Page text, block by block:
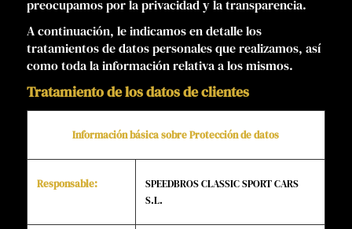
preocupamos por la privacidad y la transparencia.
A continuación, le indicamos en detalle los
tratamientos de datos personales que realizamos, así
como toda la información relativa a los mismos.
Tratamiento de los datos de clientes
Información básica sobre Protección de datos
Responsable:
SPEEDBROS CLASSIC SPORT CARS
S.L.